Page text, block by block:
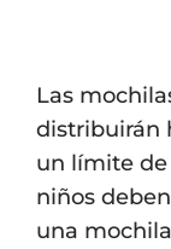
Las
distribuirán
un límite de
niños
una